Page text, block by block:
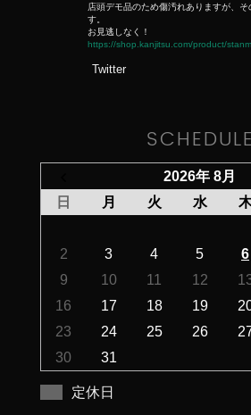
店頭デモ品のため傷汚れありますが、
す。
お見逃しなく！
https://shop.kanjitsu.com/product/
Twitter
SCHEDULE
2026年 8月
日
月 火 水
2
3 4 5 6
9
10 11 12
16
17 18 19
23
24 25 26
30
31
定休日